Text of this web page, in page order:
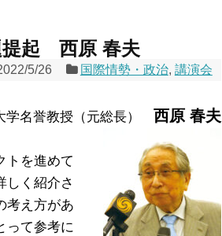
提起 西原 春夫
5/26 国際情勢・政治, 講演会
学名誉教授（元総長） 西原 春夫
トを進めて
しく紹介さ
考え方があ
って参考に